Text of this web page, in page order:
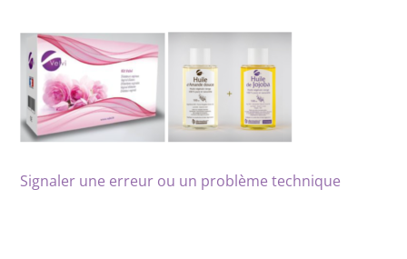
Signaler une erreur ou un problème technique